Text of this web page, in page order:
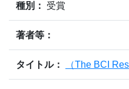
種別： 受賞
著者等：
タイトル： （The BCI